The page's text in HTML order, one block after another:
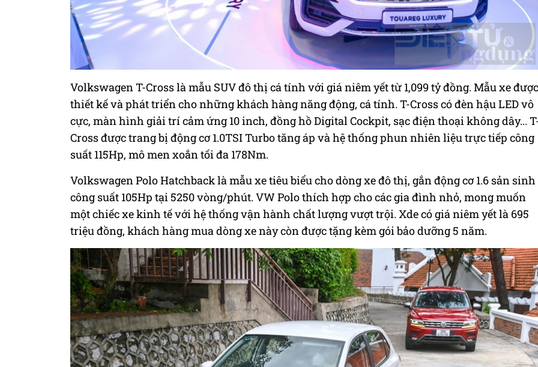
Volkswagen T-Cross là mẫu SUV đô thị cá tính với giá niêm yết từ 1,099 tỷ đồng. Mẫu xe được
thiết kế và phát triển cho những khách hàng năng động, cá tính. T-Cross có đèn hậu LED vô
cực, màn hình giải trí cảm ứng 10 inch, đồng hồ Digital Cockpit, sạc điện thoại không dây...
Cross được trang bị động cơ 1.0TSI Turbo tăng áp và hệ thống phun nhiên liệu trực tiếp công
suất 115Hp, mô men xoắn tối đa 178Nm.
Volkswagen Polo Hatchback là mẫu xe tiêu biểu cho dòng xe đô thị, gắn động cơ 1.6 sản sinh
công suất 105Hp tại 5250 vòng/phút. VW Polo thích hợp cho các gia đình nhỏ, mong muốn
một chiếc xe kinh tế với hệ thống vận hành chất lượng vượt trội. Xde có giá niêm yết là 695
triệu đồng, khách hàng mua dòng xe này còn được tặng kèm gói bảo dưỡng 5 năm.